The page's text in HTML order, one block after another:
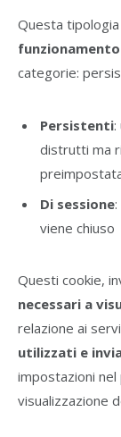
Questa
categorie:
Persistenti
distrutti ma
Di sessione
viene chiuso
Questi cookie,
necessari a
relazione ai
utilizzati e
impostazioni
visualizzazione